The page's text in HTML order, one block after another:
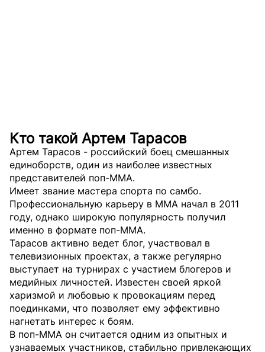
Кто такой Артем Тарасов
Артем Тарасов - российский боец смешанных
единоборств, один из наиболее известных
представителей поп-ММА.
Имеет звание мастера спорта по самбо.
Профессиональную карьеру в ММА начал в 2011
году, однако широкую популярность получил
именно в формате поп-ММА.
Тарасов активно ведет блог, участвовал в
телевизионных проектах, а также регулярно
выступает на турнирах с участием блогеров и
медийных личностей. Известен своей яркой
харизмой и любовью к провокациям перед
поединками, что позволяет ему эффективно
нагнетать интерес к боям.
В поп-ММА он считается одним из опытных и
узнаваемых участников, стабильно привлекающих